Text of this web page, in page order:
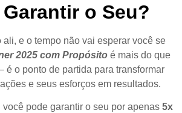
o Seu?
ali, e o tempo não vai esperar você se
2025 com Propósitoé mais do que
é o ponto de partida para transformar
e seus esforços em resultados.
você pode garantir o seu por apenas5x